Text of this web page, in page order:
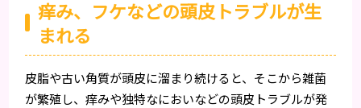
痒み、フケなどの頭皮トラブルが生
まれる
皮脂や古い角質が頭皮に溜まり続けると、そこから雑菌
が繁殖し、痒みや独特なにおいなどの頭皮トラブルが発